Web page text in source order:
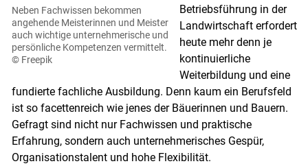
Neben Fachwissen bekommen
angehende Meisterinnen und Meister
auch wichtige unternehmerische und
persönliche Kompetenzen vermittelt.
© Freepik
Betriebsführung in der
Landwirtschaft erfordert
heute mehr denn je
kontinuierliche
Weiterbildung und eine
fundierte fachliche Ausbildung. Denn kaum ein Berufsfeld
ist so facettenreich wie jenes der Bäuerinnen und Bauern.
Gefragt sind nicht nur Fachwissen und praktische
Erfahrung, sondern auch unternehmerisches Gespür,
Organisationstalent und hohe ­Flexibilität.